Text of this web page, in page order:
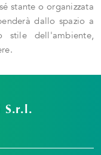
stante o organizzata
dallo spazio a
stile dell'ambiente,
S.r.l.